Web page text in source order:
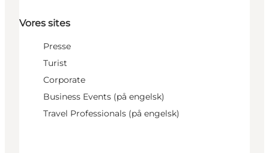
Vores sites
Presse
Turist
Corporate
Business Events (på engelsk)
Travel Professionals (på engelsk)